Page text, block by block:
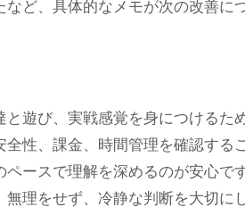
ど、具体的なメモが次の改善に
遊び、実戦感覚を身につけるた
性、課金、時間管理を確認する
ースで理解を深めるのが安心です
理をせず、冷静な判断を大切に